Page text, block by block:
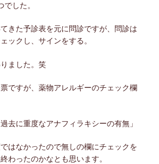
でした。
きた予診表を元に問診ですが、問診は
ックし、サインをする。
ました。笑
ですが、薬物アレルギーのチェック欄
去に重度なアナフィラキシーの有無」
はなかったので無しの欄にチェックを
わったのかなとも思います。